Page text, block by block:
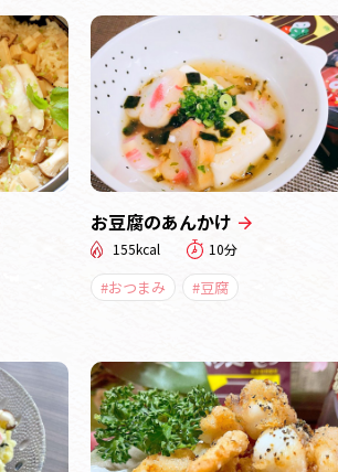
お豆腐のあんかけ
155kcal 10分
#おつまみ #豆腐